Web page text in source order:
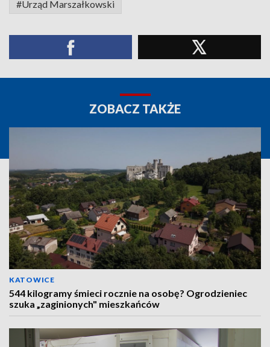
#Urząd Marszałkowski
ZOBACZ TAKŻE
KATOWICE
544 kilogramy śmieci rocznie na osobę? Ogrodzieniec
szuka „zaginionych" mieszkańców